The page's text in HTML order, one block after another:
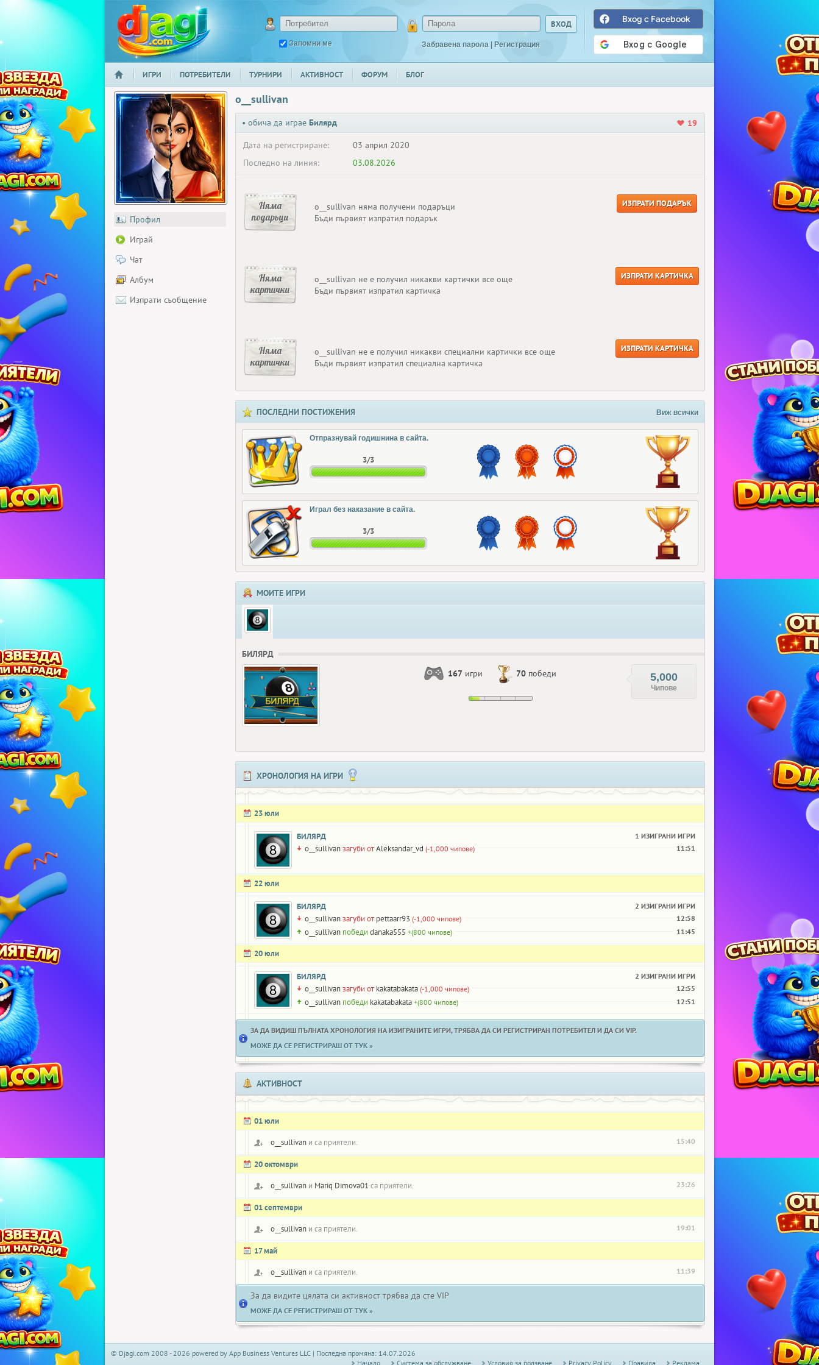
djagi.com
Запомни ме Забравена парола | Регистрация
Вход с Facebook
НАЧАЛО
ИГРИ ПОТРЕБИТЕЛИ ТУРНИРИ АКТИВНОСТ ФОРУМ БЛОГ
Профил
Играй
Чат
Албум
Изпрати съобщение
o__sullivan
• обича да играе Билярд
19
Дата на регистриране:
03 април 2020
Последно на линия:
03.08.2026
Няма
подаръци
o__sullivan няма получени подаръци
Бъди първият изпратил подарък
ИЗПРАТИ ПОДАРЪК
Няма
картички
o__sullivan не е получил никакви картички все още
Бъди първият изпратил картичка
ИЗПРАТИ КАРТИЧКА
Няма
картички
o__sullivan не е получил никакви специални картички все още
Бъди първият изпратил специална картичка
ИЗПРАТИ КАРТИЧКА
ПОСЛЕДНИ ПОСТИЖЕНИЯ Виж всички
Отпразнувай годишнина в сайта.
3/3
Играл без наказание в сайта.
3/3
МОИТЕ ИГРИ
БИЛЯРД
167 игри 70 победи 5,000
Чипове
ХРОНОЛОГИЯ НА ИГРИ
23 юли
БИЛЯРД 1 ИЗИГРАНИ ИГРИ
o__sullivanзагуби отAleksandar_vd (-1,000 чипове) 11:51
22 юли
БИЛЯРД 2 ИЗИГРАНИ ИГРИ
o__sullivanзагуби от pettaarr93 (-1,000 чипове) 12:58
o__sullivan победи danaka555 +(800 чипове) 11:45
20 юли
БИЛЯРД 2 ИЗИГРАНИ ИГРИ
o__sullivanзагуби от kakatabakata (-1,000 чипове) 12:55
o__sullivan победи kakatabakata +(800 чипове) 12:51
ЗА ДА ВИДИШ ПЪЛНАТА ХРОНОЛОГИЯ НА ИЗИГРАНИТЕ ИГРИ, ТРЯБВА ДА СИ РЕГИСТРИРАН ПОТРЕБИТЕЛ И ДА СИ VIP.
МОЖЕ ДА СЕ РЕГИСТРИРАШ ОТ ТУК »
АКТИВНОСТ
01 юли
o__sullivan и са приятели. 15:40
20 октомври
o__sullivan и Mariq Dimova01 са приятели. 23:26
01 септември
o__sullivan и са приятели. 19:01
17 май
o__sullivan и са приятели. 11:39
За да видите цялата си активност трябва да сте VIP
МОЖЕ ДА СЕ РЕГИСТРИРАШ ОТ ТУК »
© Djagi.com 2008 - 2026 powered by App Business Ventures LLC | Последна промяна: 14.07.2026
Начало
Системa за обслужване Условия за ползване Privacy Policy Правила Реклама